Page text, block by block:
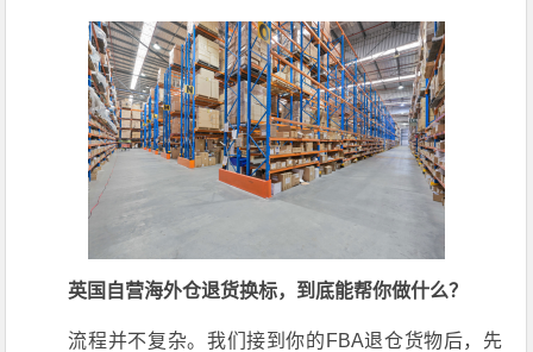
英国自营海外仓退货换标，到底能帮你做什么？
流程并不复杂。我们接到你的FBA退仓货物后，先